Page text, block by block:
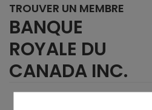
TROUVER UN MEMBRE
BANQUE
ROYALE DU
CANADA INC.